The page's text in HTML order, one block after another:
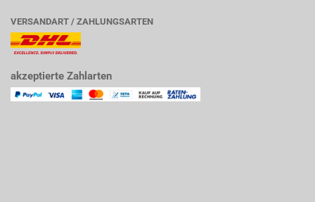
VERSANDART / ZAHLUNGSARTEN
akzeptierte Zahlarten